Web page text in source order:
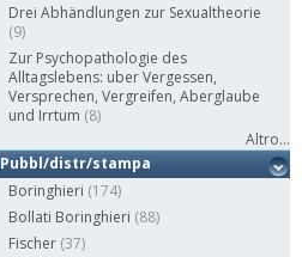
Drei Abhändlungen zur Sexualtheorie
(9)
Zur Psychopathologie des
Alltagslebens: uber Vergessen,
Versprechen, Vergreifen, Aberglaube
und Irrtum (8)
Altro...
Pubbl/distr/stampa
Boringhieri (174)
Bollati Boringhieri (88)
Fischer (37)